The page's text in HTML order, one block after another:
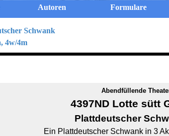
Menü
Autoren Formulare
Schwank
4w/4m
Abendfüllende
4397ND Lotte sütt
Plattdeutscher
Ein Plattdeutscher Schwank in 3